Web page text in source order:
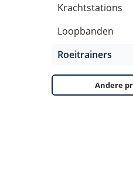
Krachtstations
Loopbanden
Roeitrainers
Andere